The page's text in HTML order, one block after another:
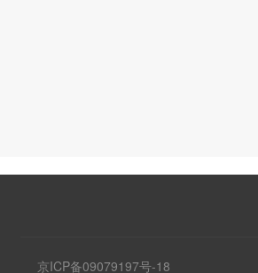
京ICP备09079197号-18